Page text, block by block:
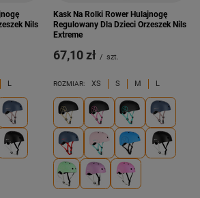
Nils
L
Kask Na Rolki Rower Hulajnogę
Regulowany Dla Dzieci Orzeszek Nils
Extreme
67,10 zł / szt.
ROZMIAR: XS S M L